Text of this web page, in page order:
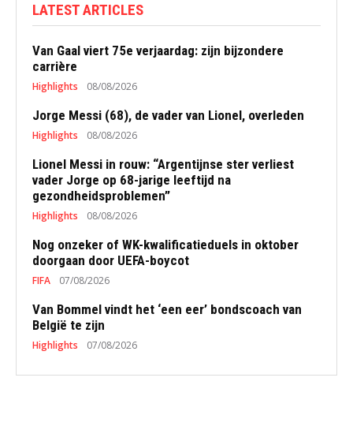
LATEST ARTICLES
Van Gaal viert 75e verjaardag: zijn bijzondere
carrière
Highlights 08/08/2026
Jorge Messi (68), de vader van Lionel, overleden
Highlights 08/08/2026
Lionel Messi in rouw: “Argentijnse ster verliest
vader Jorge op 68-jarige leeftijd na
gezondheidsproblemen”
Highlights 08/08/2026
Nog onzeker of WK-kwalificatieduels in oktober
doorgaan door UEFA-boycot
FIFA 07/08/2026
Van Bommel vindt het ‘een eer’ bondscoach van
België te zijn
Highlights 07/08/2026